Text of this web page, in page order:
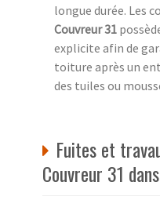
longue durée. Les
Couvreur 31
explicite afin de
toiture après un
des tuiles ou
Fuites et
Couvreur 31